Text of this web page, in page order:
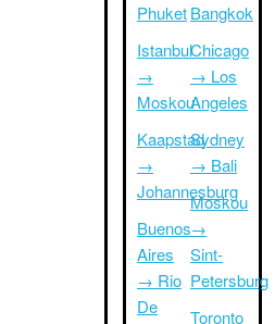
Phuket
Istanbul
→
Moskou
Kaapstad
→
Johannesburg
Buenos
Aires
→ Rio
De
Bangkok
Chicago
→ Los
Angeles
Sydney
→ Bali
Moskou
→
Sint-
Petersburg
Toronto